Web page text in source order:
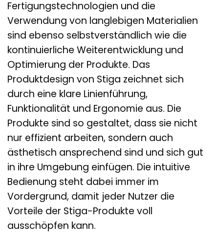
Fertigungstechnologien und die
Verwendung von langlebigen Materialien
sind ebenso selbstverständlich wie die
kontinuierliche Weiterentwicklung und
Optimierung der Produkte. Das
Produktdesign von Stiga zeichnet sich
durch eine klare Linienführung,
Funktionalität und Ergonomie aus. Die
Produkte sind so gestaltet, dass sie nicht
nur effizient arbeiten, sondern auch
ästhetisch ansprechend sind und sich gut
in ihre Umgebung einfügen. Die intuitive
Bedienung steht dabei immer im
Vordergrund, damit jeder Nutzer die
Vorteile der Stiga-Produkte voll
ausschöpfen kann.